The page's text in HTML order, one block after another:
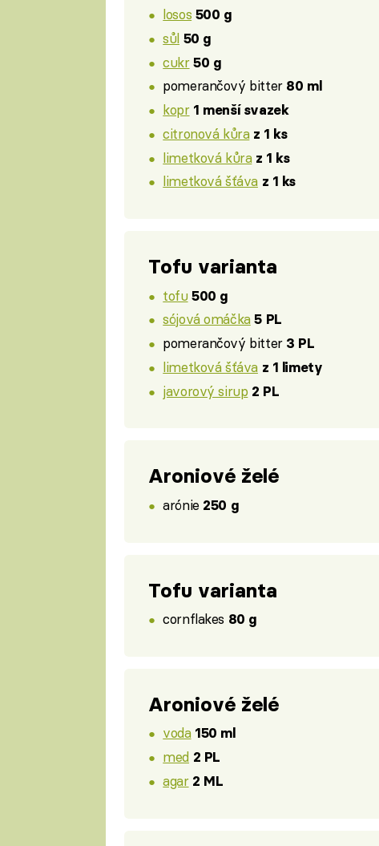
losos 500 g
sůl 50 g
cukr 50 g
pomerančový bitter 80 ml
kopr 1 menší svazek
citronová kůra z 1 ks
limetková kůra z 1 ks
limetková šťáva z 1 ks
Tofu varianta
tofu 500 g
sójová omáčka 5 PL
pomerančový bitter 3 PL
limetková šťáva z 1 limety
javorový sirup 2 PL
Aroniové želé
arónie 250 g
Tofu varianta
cornflakes 80 g
Aroniové želé
voda 150 ml
med 2 PL
agar 2 ML